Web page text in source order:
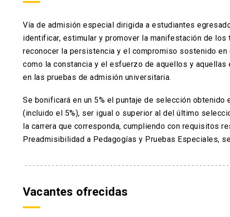
Vía de admisión especial dirigida a estudiantes
identificar, estimular y promover la manifestación de
reconocer la persistencia y el compromiso sostenido
como la constancia y el esfuerzo de aquellos y
en las pruebas de admisión universitaria.
Se bonificará en un 5% el puntaje de selección
(incluido el 5%), ser igual o superior al del último
la carrera que corresponda, cumpliendo con requisitos
Preadmisibilidad a Pedagogías y Pruebas Especiales,
Vacantes ofrecidas